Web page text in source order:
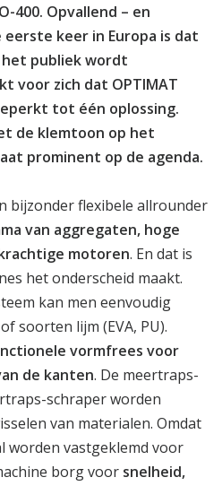
400. Opvallend – en
keer in Europa is dat
het publiek wordt
voor zich dat OPTIMAT
tot één oplossing.
de klemtoon op het
prominent op de agenda.
bijzonder flexibele allrounder
van aggregaten, hoge
motoren. En dat is
het onderscheid maakt.
kan men eenvoudig
soorten lijm (EVA, PU).
vormfrees voor
de kanten. De meertraps-
schraper worden
van materialen. Omdat
worden vastgeklemd voor
borg voor snelheid,